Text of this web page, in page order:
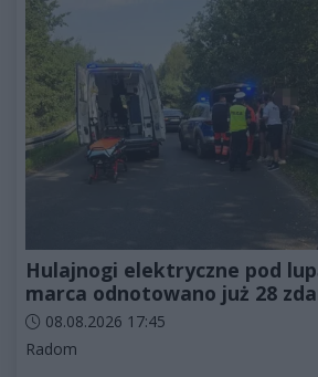
Hulajnogi elektryczne pod
marca odnotowano już 28
Data dodania artykułu:
08.08.2026 17:45
Kategorie artykułu:
Radom